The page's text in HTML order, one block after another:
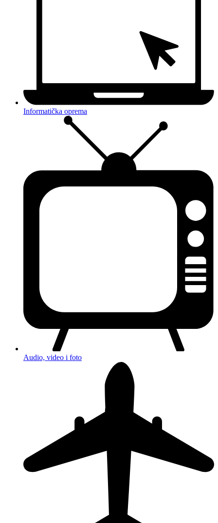
Informatička oprema
Audio, video i foto